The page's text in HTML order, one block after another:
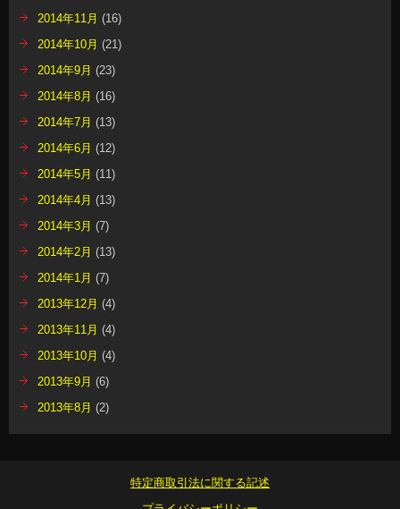
2014年11月 (16)
2014年10月 (21)
2014年9月 (23)
2014年8月 (16)
2014年7月 (13)
2014年6月 (12)
2014年5月 (11)
2014年4月 (13)
2014年3月 (7)
2014年2月 (13)
2014年1月 (7)
2013年12月 (4)
2013年11月 (4)
2013年10月 (4)
2013年9月 (6)
2013年8月 (2)
特定商取引法に関する記述